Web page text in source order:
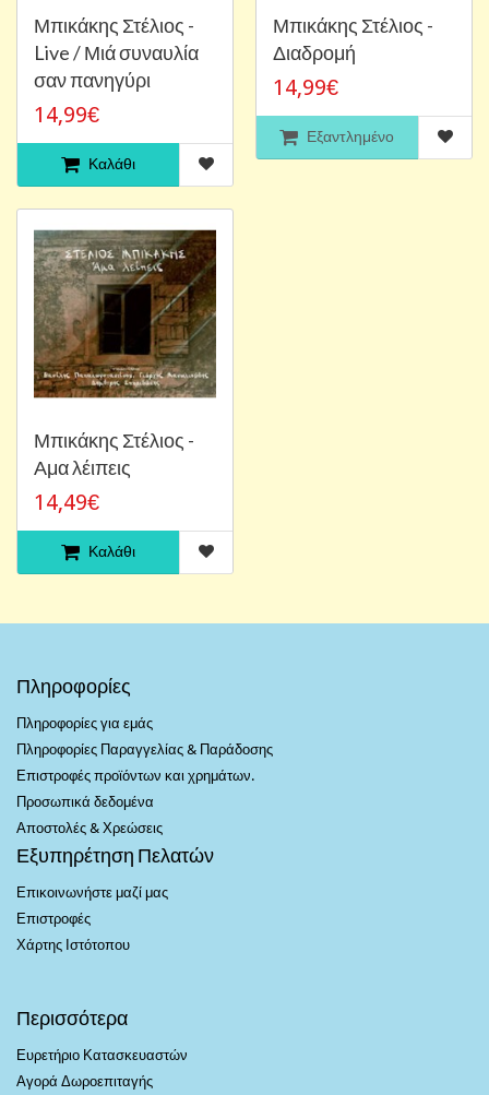
Μπικάκης Στέλιος -
Live / Μιά συναυλία
σαν πανηγύρι
14,99€
Καλάθι
Μπικάκης Στέλιος -
Διαδρομή
14,99€
Εξαντλημένο
Μπικάκης Στέλιος -
Αμα λέιπεις
14,49€
Καλάθι
Πληροφορίες
Πληροφορίες για εμάς
Πληροφορίες Παραγγελίας & Παράδοσης
Επιστροφές προϊόντων και χρημάτων.
Προσωπικά δεδομένα
Αποστολές & Χρεώσεις
Εξυπηρέτηση Πελατών
Επικοινωνήστε μαζί μας
Επιστροφές
Χάρτης Ιστότοπου
Περισσότερα
Ευρετήριο Κατασκευαστών
Αγορά Δωροεπιταγής